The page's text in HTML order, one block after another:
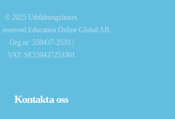
© 2025 Utbildningshuset.
Online Global AB
Org.nr: 559437-2533 |
VAT: SE559437253301
Kontakta oss